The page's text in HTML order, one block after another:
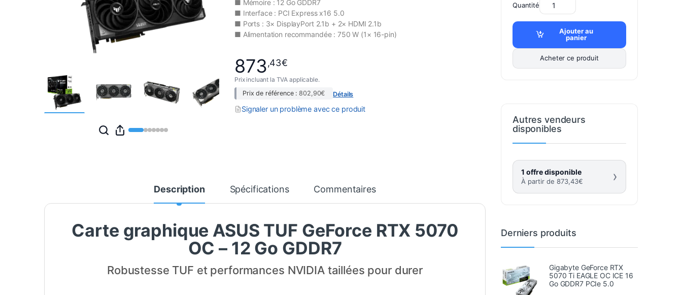
■ Mémoire : 12 Go GDDR7
■ Interface : PCI Express x16 5.0
■ Ports : 3× DisplayPort 2.1b + 2× HDMI 2.1b
■ Alimentation recommandée : 750 W (1× 16-pin)
873,43€
Prix incluant la TVA applicable.
Prix de référence :802,90€ Détails
Signaler un problème avec ce produit
Description Spécifications Commentaires
Carte graphique ASUS TUF GeForce RTX 5070
OC – 12 Go GDDR7
Robustesse TUF et performances NVIDIA taillées pour durer
Quantité
Ajouter au
panier
Acheter ce produit
Autres vendeurs
disponibles
1 offre disponible
À partir de 873,43€ ›
Derniers produits
Gigabyte GeForce RTX
5070 Ti EAGLE OC ICE 16
Go GDDR7 PCIe 5.0